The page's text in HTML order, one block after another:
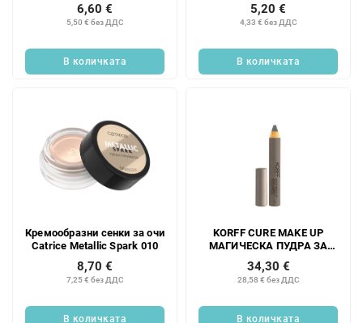
5,50 € без ДДС
6,60 €
В количката
4,33 € без ДДС
5,20 €
В количката
Кремообразни сенки за очи
Catrice Metallic Spark 010
7,25 € без ДДС
8,70 €
В количката
KORFF CURE MAKE UP
МАГИЧЕСКА ПУДРА ЗА
ОЧИ МОЛИВ ЗА СЕНКИ ЗА
ОЧИ 04 1,54 г;
28,58 € без ДДС
34,30 €
В количката